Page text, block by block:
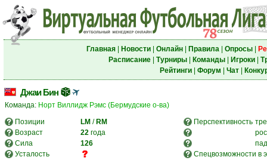
Главная| Новости| Онлайн| Правила| Опросы|
Расписание| Турниры| Команды| Игроки|
Рейтинги| Форум Чат|
Джаи Бин
Команда: Норт Виллидж Рэмс (Бермудские о-ва)
Позиции
LM / RM Перспективность
Возраст
22 года
Сила
126
Усталость
Спецвозможности в